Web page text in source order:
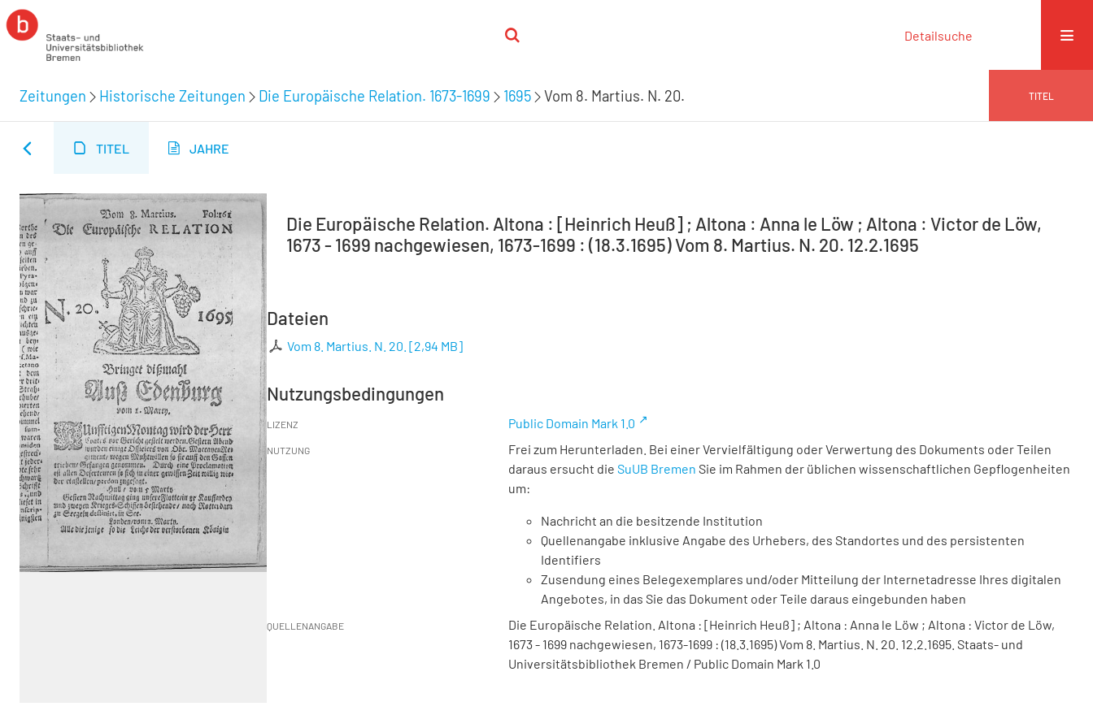
Detailsuche
Zeitungen Historische Zeitungen Die Europäische Relation. 1673-1699 1695 Vom 8. Martius. N. 20. TITEL
TITEL JAHRE
Die Europäische Relation. Altona : [Heinrich Heuß] ; Altona : Anna le Löw ; Altona : Victor de Löw,
1673 - 1699 nachgewiesen, 1673-1699 : (18.3.1695) Vom 8. Martius. N. 20. 12.2.1695
Dateien
Vom 8. Martius. N. 20. [2,94 MB]
Nutzungsbedingungen
LIZENZ Public Domain Mark 1.0
NUTZUNG
Frei zum Herunterladen. Bei einer Vervielfältigung oder Verwertung des Dokuments oder Teilen
daraus ersucht die SuUB Bremen Sie im Rahmen der üblichen wissenschaftlichen Gepflogenheiten
um:
Nachricht an die besitzende Institution
Quellenangabe inklusive Angabe des Urhebers, des Standortes und des persistenten
Identifiers
Zusendung eines Belegexemplares und/oder Mitteilung der Internetadresse Ihres digitalen
Angebotes, in das Sie das Dokument oder Teile daraus eingebunden haben
QUELLENANGABE
Die Europäische Relation. Altona : [Heinrich Heuß] ; Altona : Anna le Löw ; Altona : Victor de Löw,
1673 - 1699 nachgewiesen, 1673-1699 : (18.3.1695) Vom 8. Martius. N. 20. 12.2.1695. Staats- und
Universitätsbibliothek Bremen / Public Domain Mark 1.0